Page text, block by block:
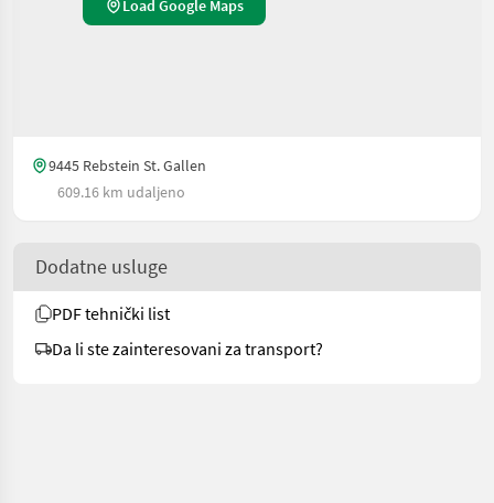
Load Google Maps
9445 Rebstein St. Gallen
609.16 km udaljeno
Dodatne usluge
PDF tehnički list
Da li ste zainteresovani za transport?